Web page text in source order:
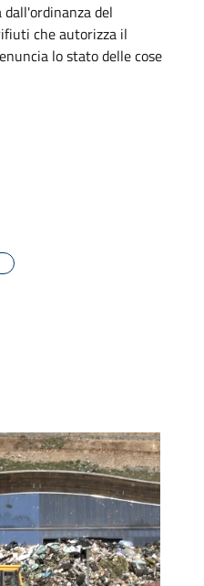
del
che autorizza il
lo stato delle cose